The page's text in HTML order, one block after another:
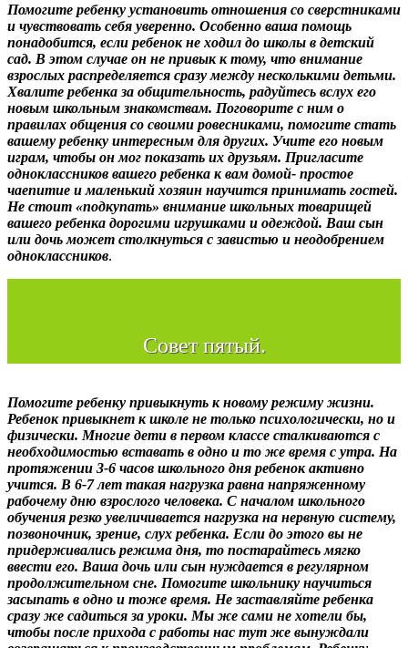
Помогите ребенку установить отношения со сверстниками
и чувствовать себя уверенно. Особенно ваша помощь
понадобится, если ребенок не ходил до школы в детский
сад. В этом случае он не привык к тому, что внимание
взрослых распределяется сразу между несколькими детьми.
Хвалите ребенка за общительность, радуйтесь вслух его
новым школьным знакомствам. Поговорите с ним о
правилах общения со своими ровесниками, помогите стать
вашему ребенку интересным для других. Учите его новым
играм, чтобы он мог показать их друзьям. Пригласите
одноклассников вашего ребенка к вам домой- простое
чаепитие и маленький хозяин научится принимать гостей.
Не стоит «подкупать» внимание школьных товарищей
вашего ребенка дорогими игрушками и одеждой. Ваш сын
или дочь может столкнуться с завистью и неодобрением
одноклассников.
Совет пятый.
Помогите ребенку привыкнуть к новому режиму жизни.
Ребенок привыкнет к школе не только психологически, но и
физически. Многие дети в первом классе сталкиваются с
необходимостью вставать в одно и то же время с утра. На
протяжении 3-6 часов школьного дня ребенок активно
учится. В 6-7 лет такая нагрузка равна напряженному
рабочему дню взрослого человека. С началом школьного
обучения резко увеличивается нагрузка на нервную систему,
позвоночник, зрение, слух ребенка. Если до этого вы не
придерживались режима дня, то постарайтесь мягко
ввести его. Ваша дочь или сын нуждается в регулярном
продолжительном сне. Помогите школьнику научиться
засыпать в одно и тоже время. Не заставляйте ребенка
сразу же садиться за уроки. Мы же сами не хотели бы,
чтобы после прихода с работы нас тут же вынуждали